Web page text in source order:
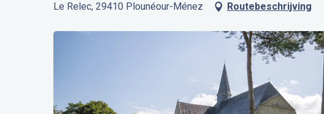
Le Relec, 29410 Plounéour-Ménez Routebeschrijving